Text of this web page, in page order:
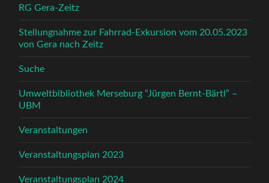
RG Gera-Zeitz
Stellungnahme zur Fahrrad-Exkursion vom 20.05.2023
von Gera nach Zeitz
Suche
Umweltbibliothek Merseburg “Jürgen Bernt-Bärtl” –
UBM
Veranstaltungen
Veranstaltungsplan 2023
Veranstaltungsplan 2024